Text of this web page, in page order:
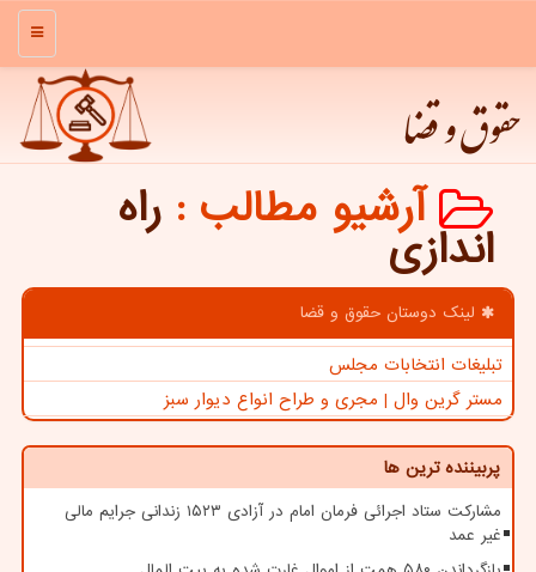
منو
حقوق و قضا
آرشیو مطالب : راه
اندازی
لینک دوستان حقوق و قضا
تبلیغات انتخابات مجلس
مستر گرین وال | مجری و طراح انواع دیوار سبز
پربیننده ترین ها
مشارکت ستاد اجرائی فرمان امام در آزادی ۱۵۲۳ زندانی جرایم مالی
غیر عمد